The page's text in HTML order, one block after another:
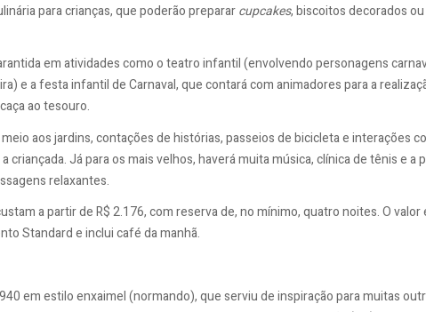
para crianças, que poderão prepararcupcakes, biscoitos decorados
em atividades como o teatro infantil (envolvendo personagens
e a festa infantil de Carnaval, que contará com animadores para a
ao tesouro.
aos jardins, contações de histórias, passeios de bicicleta e interações
criançada. Já para os mais velhos, haverá muita música, clínica de tênis e a
relaxantes.
a partir de R$ 2.176, com reserva de, no mínimo, quatro noites. O
Standard e inclui café da manhã.
em estilo enxaimel (normando), que serviu de inspiração para muitas